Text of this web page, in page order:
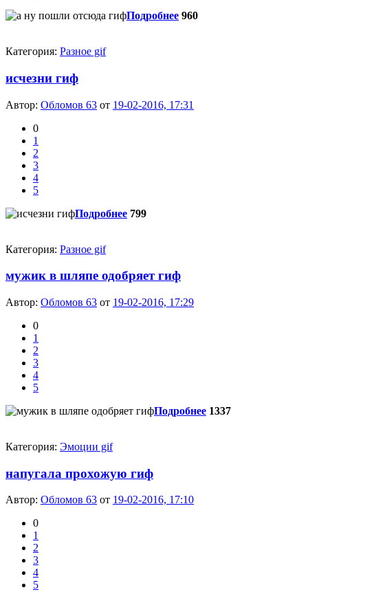
Подробнее 960
Категория: Разное gif
исчезни гиф
Автор: Обломов 63 от 19-02-2016, 17:31
0
1
2
3
4
5
Подробнее 799
Категория: Разное gif
мужик в шляпе одобряет гиф
Автор: Обломов 63 от 19-02-2016, 17:29
0
1
2
3
4
5
Подробнее 1337
Категория: Эмоции gif
напугала прохожую гиф
Автор: Обломов 63 от 19-02-2016, 17:10
0
1
2
3
4
5